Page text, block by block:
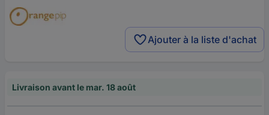
Ajouter à la liste d'achat
Livraison avant le mar. 18 août